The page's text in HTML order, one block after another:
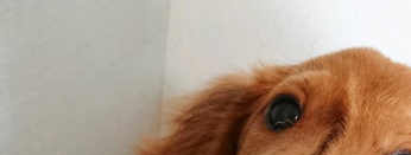
.スメドレーのエクリュ
ーデに黄色いマフラー
が弾む元気な色もの。.